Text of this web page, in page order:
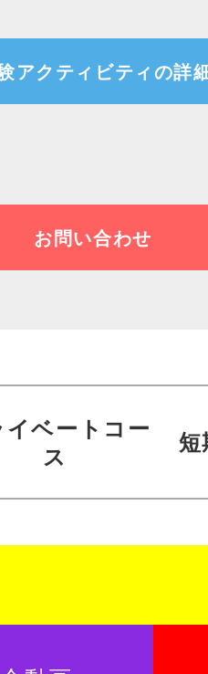
アクティビティの詳
お問い合わせ
イベートコー
ス